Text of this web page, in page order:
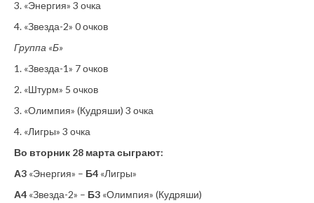
3. «Энергия» 3 очка
4. «Звезда-2» 0 очков
Группа «Б»
1. «Звезда-1» 7 очков
2. «Штурм» 5 очков
3. «Олимпия» (Кудряши) 3 очка
4. «Лигры» 3 очка
Во вторник 28 марта сыграют:
А3 «Энергия» – Б4 «Лигры»
А4 «Звезда-2» – Б3 «Олимпия» (Кудряши)